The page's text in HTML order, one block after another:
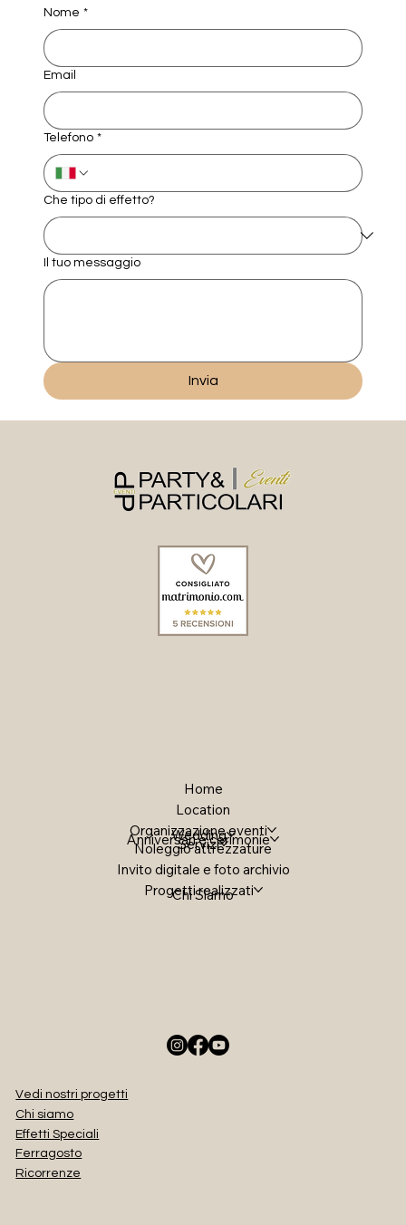
Nome *
Email
Telefono *
Che tipo di effetto?
Il tuo messaggio
Invia
Home
Location
Organizzazione eventi
Wedding
Anniversari e cerimonie
Servizi
Noleggio attrezzature
Invito digitale e foto archivio
Progetti realizzati
Chi Siamo
Vedi nostri progetti
Chi siamo
Effetti Speciali
Ferragosto
Ricorrenze